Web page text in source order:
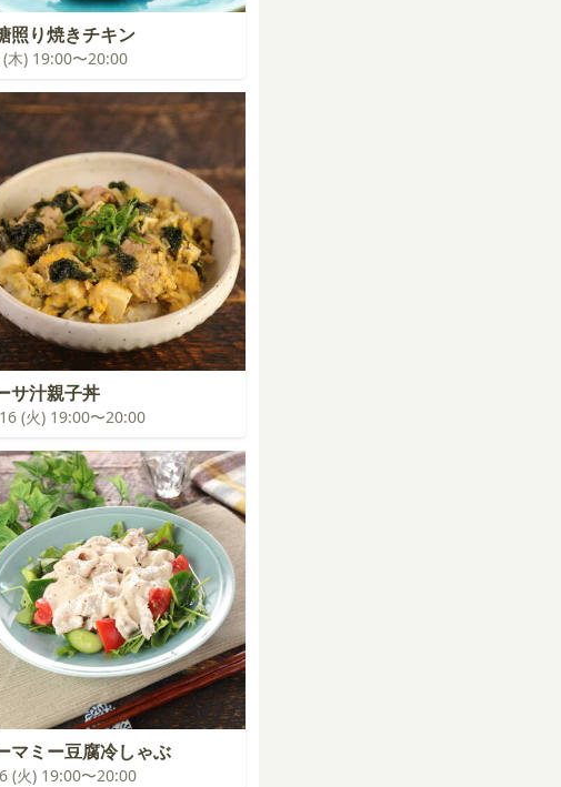
照り焼きチキン
木) 19:00〜20:00
サ汁親子丼
(火) 19:00〜20:00
マミー豆腐冷しゃぶ
(火) 19:00〜20:00